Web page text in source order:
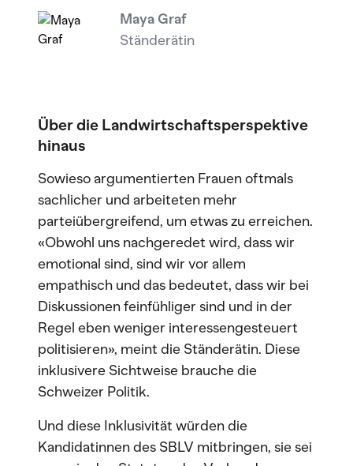
Maya Graf
Ständerätin
Über die Landwirtschaftsperspektive
hinaus
Sowieso argumentierten Frauen oftmals
sachlicher und arbeiteten mehr
parteiübergreifend, um etwas zu erreichen.
«Obwohl uns nachgeredet wird, dass wir
emotional sind, sind wir vor allem
empathisch und das bedeutet, dass wir bei
Diskussionen feinfühliger sind und in der
Regel eben weniger interessengesteuert
politisieren», meint die Ständerätin. Diese
inklusivere Sichtweise brauche die
Schweizer Politik.
Und diese Inklusivität würden die
Kandidatinnen des SBLV mitbringen, sie sei